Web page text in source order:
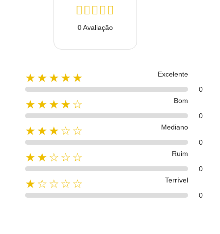
0 Avaliação
★★★★★
Excelente
0
★★★★☆
Bom
0
★★★☆☆
Mediano
0
★★☆☆☆
Ruim
0
★☆☆☆☆
Terrível
0